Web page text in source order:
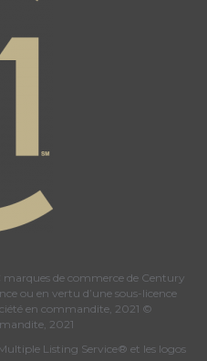
de commerce de Century
ou en vertu d’une sous-licence
en commandite, 2021 ©
2021
Listing Service® et les logos